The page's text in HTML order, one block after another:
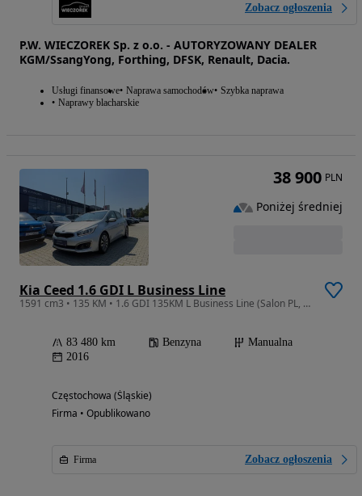
Zobacz ogłoszenia
P.W. WIECZOREK Sp. z o.o. - AUTORYZOWANY DEALER
KGM/SsangYong, Forthing, DFSK, Renault, Dacia.
Usługi finansowe Naprawa samochodów Szybka naprawa
Naprawy blacharskie
Kia Ceed 1.6 GDI L Business Line
1591 cm3 • 135 KM • 1.6 GDI 135KM L Business Line (Salon PL, II właściciel, Serwis ASO, B
83 480 km Benzyna
Manualna
2016
Częstochowa (Śląskie)
Firma • Opublikowano
Firma Zobacz ogłoszenia
38 900 PLN
Poniżej średniej